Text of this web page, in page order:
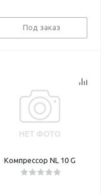
Под заказ
Компрессор NL 10 G